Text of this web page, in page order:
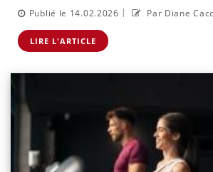
Publié le 14.02.2026 | Par Diane
LIRE L'ARTICLE